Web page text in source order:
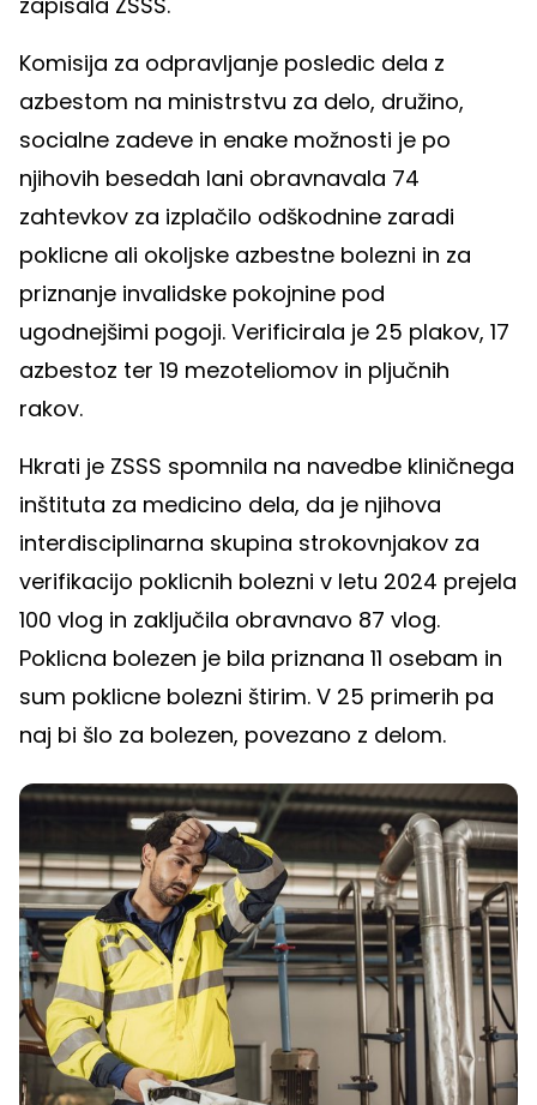
Komisija za odpravljanje posledic dela z
azbestom na ministrstvu za delo, družino,
socialne zadeve in enake možnosti je po
njihovih besedah lani obravnavala 74
zahtevkov za izplačilo odškodnine zaradi
poklicne ali okoljske azbestne bolezni in za
priznanje invalidske pokojnine pod
ugodnejšimi pogoji. Verificirala je 25 plakov, 17
azbestoz ter 19 mezoteliomov in pljučnih
rakov.
Hkrati je ZSSS spomnila na navedbe kliničnega
inštituta za medicino dela, da je njihova
interdisciplinarna skupina strokovnjakov za
verifikacijo poklicnih bolezni v letu 2024 prejela
100 vlog in zaključila obravnavo 87 vlog.
Poklicna bolezen je bila priznana 11 osebam in
sum poklicne bolezni štirim. V 25 primerih pa
naj bi šlo za bolezen, povezano z delom.